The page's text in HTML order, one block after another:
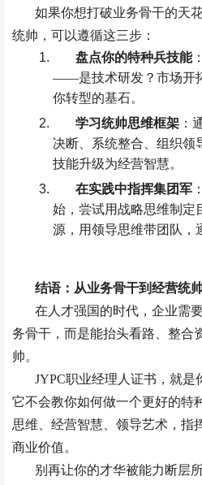
如果你想打破业务骨干的天
统帅，可以遵循这三步：
盘点你的特种兵技能
——是技术研发？市场开
你转型的基石。
学习统帅思维框架 ：
决断、系统整合、组织领
技能升级为经营智慧。
在实践中指挥集团军
始，尝试用战略思维制定
源，用领导思维带团队，
结语：从业务骨干到经营统
在人才强国的时代，企业需
务骨干，而是能抬头看路、整合
帅。
JYPC职业经理人证书，就是
它不会教你如何做一个更好的特
思维、经营智慧、领导艺术，指
商业价值。
别再让你的才华被能力断层